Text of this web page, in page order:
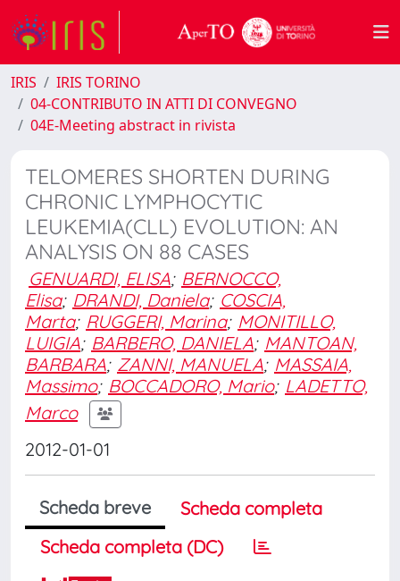
IRIS
IRIS TORINO
04-CONTRIBUTO IN ATTI DI CONVEGNO
04E-Meeting abstract in rivista
TELOMERES SHORTEN DURING
CHRONIC LYMPHOCYTIC
LEUKEMIA(CLL) EVOLUTION: AN
ANALYSIS ON 88 CASES
GENUARDI, ELISA; BERNOCCO,
Elisa; DRANDI, Daniela; COSCIA,
Marta; RUGGERI, Marina; MONITILLO,
LUIGIA; BARBERO, DANIELA; MANTOAN,
BARBARA; ZANNI, MANUELA; MASSAIA,
Massimo; BOCCADORO, Mario; LADETTO,
Marco
2012-01-01
Scheda breve
Scheda completa
Scheda completa (DC)